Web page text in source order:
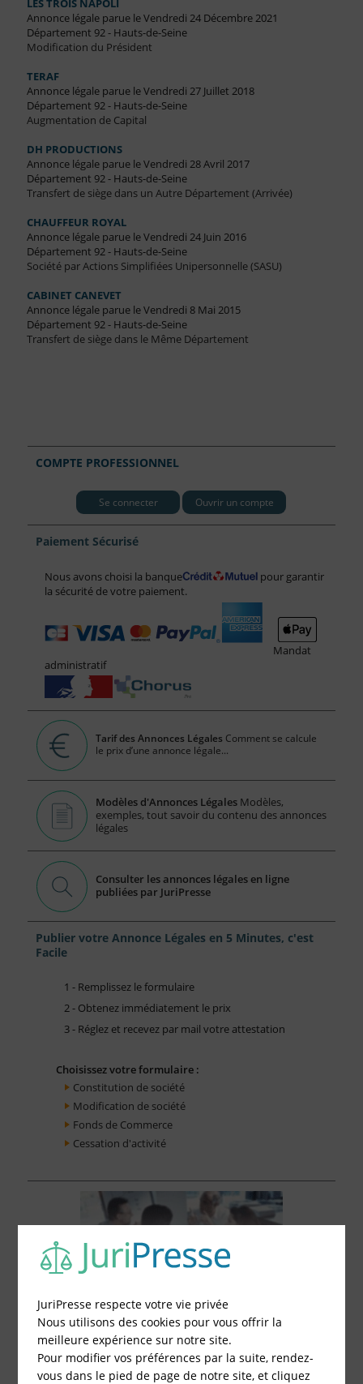
LES TROIS NAPOLI
Annonce légale parue le Vendredi 24 Décembre 2021
Département 92 - Hauts-de-Seine
Modification du Président
TERAF
Annonce légale parue le Vendredi 27 Juillet 2018
Département 92 - Hauts-de-Seine
Augmentation de Capital
DH PRODUCTIONS
Annonce légale parue le Vendredi 28 Avril 2017
Département 92 - Hauts-de-Seine
Transfert de siège dans un Autre Département (Arrivée)
CHAUFFEUR ROYAL
Annonce légale parue le Vendredi 24 Juin 2016
Département 92 - Hauts-de-Seine
Société par Actions Simplifiées Unipersonnelle (SASU)
CABINET CANEVET
Annonce légale parue le Vendredi 8 Mai 2015
Département 92 - Hauts-de-Seine
Transfert de siège dans le Même Département
COMPTE PROFESSIONNEL
Se connecter Ouvrir un compte
Paiement Sécurisé
Nous avons choisi la banque
pour garantir
la sécurité de votre paiement.
Mandat
administratif
Tarif des Annonces Légales Comment se calcule
le prix d’une annonce légale...
Modèles d'Annonces Légales Modèles,
exemples, tout savoir du contenu des annonces
légales
Consulter les annonces légales en ligne
publiées par JuriPresse
Publier votre Annonce Légales en 5 Minutes, c'est
Facile
1 - Remplissez le formulaire
2 - Obtenez immédiatement le prix
3 - Réglez et recevez par mail votre attestation
Choisissez votre formulaire :
Constitution de société
Modification de société
Fonds de Commerce
Cessation d'activité
JuriPresse respecte votre vie privée
Nous utilisons des cookies pour vous offrir la
meilleure expérience sur notre site.
Pour modifier vos préférences par la suite, rendez-
vous dans le pied de page de notre site, et cliquez